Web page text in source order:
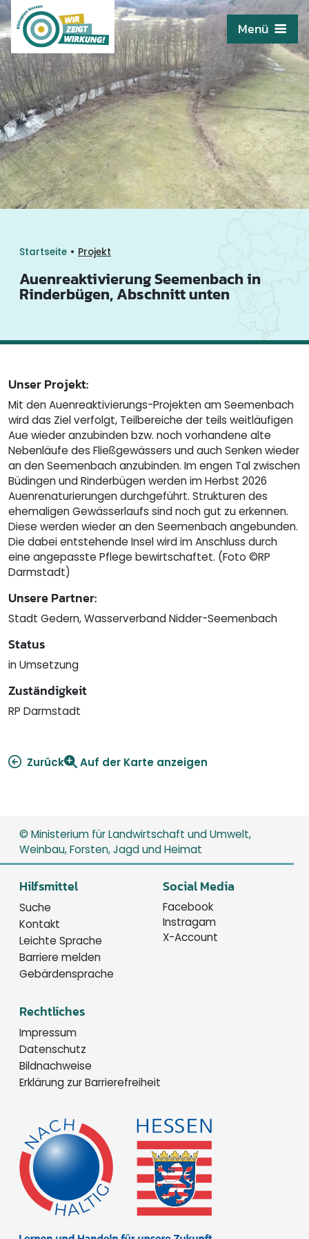
Menü
Startseite • Projekt
Auenreaktivierung Seemenbach in
Rinderbügen, Abschnitt unten
Unser Projekt:
Mit den Auenreaktivierungs-Projekten am Seemenbach
wird das Ziel verfolgt, Teilbereiche der teils weitläufigen
Aue wieder anzubinden bzw. noch vorhandene alte
Nebenläufe des Fließgewässers und auch Senken wieder
an den Seemenbach anzubinden. Im engen Tal zwischen
Büdingen und Rinderbügen werden im Herbst 2026
Auenrenaturierungen durchgeführt. Strukturen des
ehemaligen Gewässerlaufs sind noch gut zu erkennen.
Diese werden wieder an den Seemenbach angebunden.
Die dabei entstehende Insel wird im Anschluss durch
eine angepasste Pflege bewirtschaftet. (Foto ©RP
Darmstadt)
Unsere Partner:
Stadt Gedern, Wasserverband Nidder-Seemenbach
Status
in Umsetzung
Zuständigkeit
RP Darmstadt
Zurück Auf der Karte anzeigen
© Ministerium für Landwirtschaft und Umwelt,
Weinbau, Forsten, Jagd und Heimat
Hilfsmittel
Suche
Kontakt
Leichte Sprache
Barriere melden
Gebärdensprache
Social Media
Facebook
Instragam
X-Account
Rechtliches
Impressum
Datenschutz
Bildnachweise
Erklärung zur Barrierefreiheit